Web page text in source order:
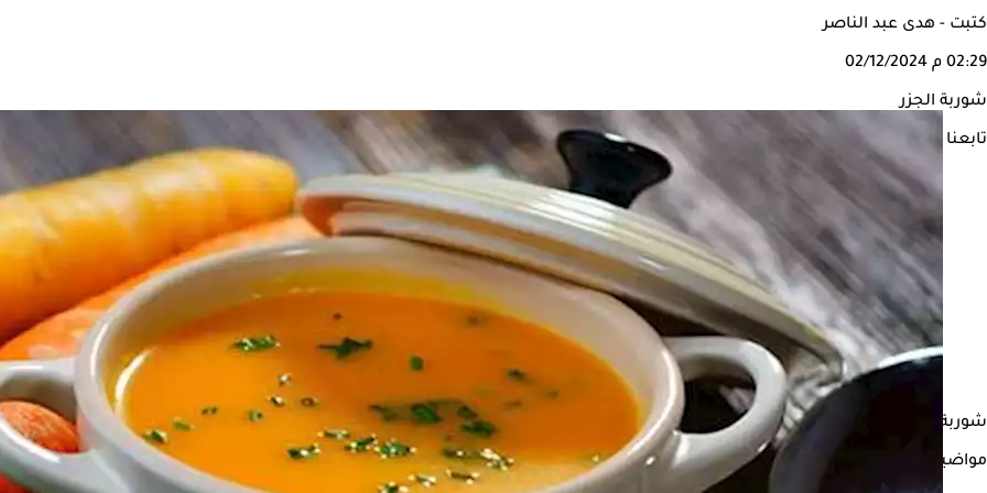
كتبت - هدى عبد الناصر
02:29 م 02/12/2024
شوربة الجزر
تابعنا على
شوربة الجزر من الأطعمة الغنية بكمية كبيرة من العناصر الغذائية التي يحتاجها الجسم فهي تقدم للجسم العديد من الفوائد وتحمي
مواضيع ذات صلة